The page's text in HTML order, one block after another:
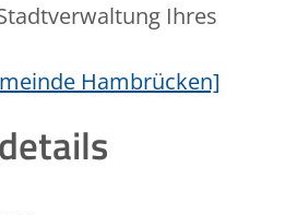
Ihres
Hambrücken]